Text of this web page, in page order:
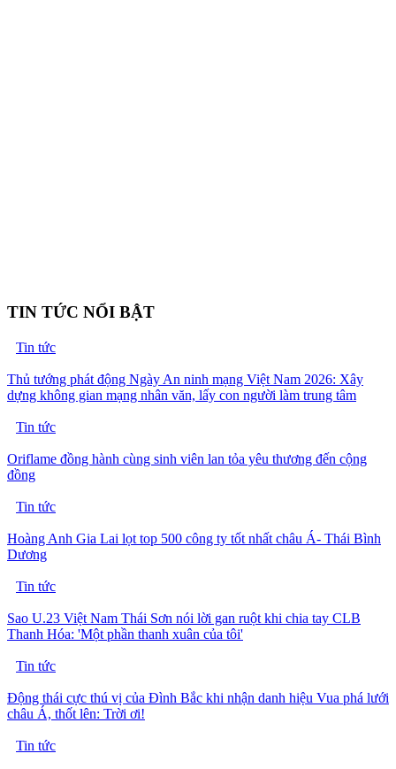
TIN TỨC NỔI BẬT
Tin tức
Thủ tướng phát động Ngày An ninh mạng Việt Nam 2026: Xây
dựng không gian mạng nhân văn, lấy con người làm trung tâm
Tin tức
Oriflame đồng hành cùng sinh viên lan tỏa yêu thương đến cộng
đồng
Tin tức
Hoàng Anh Gia Lai lọt top 500 công ty tốt nhất châu Á- Thái Bình
Dương
Tin tức
Sao U.23 Việt Nam Thái Sơn nói lời gan ruột khi chia tay CLB
Thanh Hóa: 'Một phần thanh xuân của tôi'
Tin tức
Động thái cực thú vị của Đình Bắc khi nhận danh hiệu Vua phá lưới
châu Á, thốt lên: Trời ơi!
Tin tức